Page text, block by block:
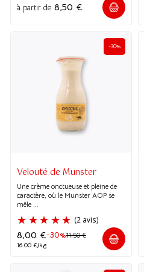
à partir de 8,50 €
-30%
Velouté de Munster
Une crème onctueuse et pleine de
caractère, où le Munster AOP se
mêle ...
-30%11,50€
8,00 €
16.00 €/kg